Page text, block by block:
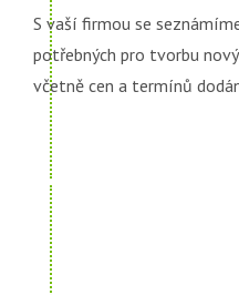
S vaší firmou se
potřebných pro tvorbu
včetně cen a termínů